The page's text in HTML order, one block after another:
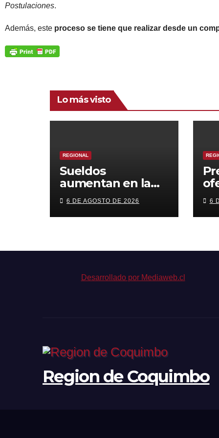
Postulaciones.
Además, este proceso se tiene que realizar desde un
Lo más visto
REGIONAL
Sueldos
aumentan en la
región, pero
pierde fuerza el
empleo formal
6 DE AGOSTO DE 2026 6
Desarrollado por Mediaweb.cl
Region de Coquimbo